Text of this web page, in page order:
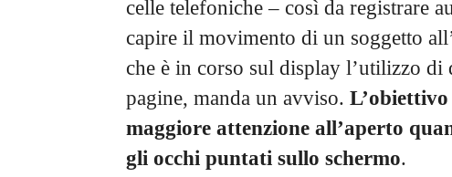
celle telefoniche – così da registrare
capire il movimento di un soggetto
che è in corso sul display l’utilizzo
pagine, manda un avviso. L’obiettivo
maggiore attenzione all’aperto
gli occhi puntati sullo schermo.